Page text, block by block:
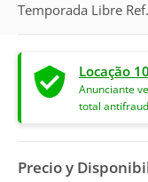
Temporada Libre
Locação
Anunciante
total
Precio y